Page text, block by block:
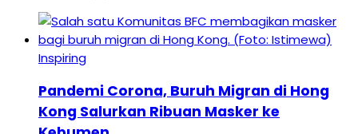
Inspiring
Pandemi Corona, Buruh Migran di Hong
Kong Salurkan Ribuan Masker ke